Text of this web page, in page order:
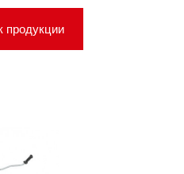
продукции